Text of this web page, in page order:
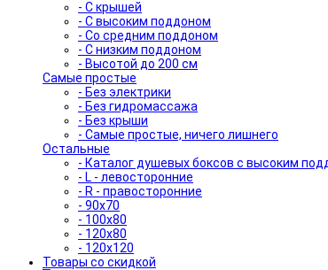
- С крышей
- С высоким поддоном
- Со средним поддоном
- С низким поддоном
- Высотой до 200 см
Самые простые
- Без электрики
- Без гидромассажа
- Без крыши
- Самые простые, ничего лишнего
Остальные
- Каталог душевых боксов с высоким
- L - левосторонние
- R - правосторонние
- 90x70
- 100x80
- 120x80
- 120x120
Товары со скидкой